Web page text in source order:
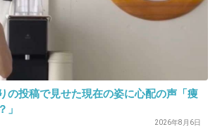
示。
思うとせっかくだからお洒落なバーに
…
の投稿で見せた現在の姿に心配の声「痩
」
2026年8月6日